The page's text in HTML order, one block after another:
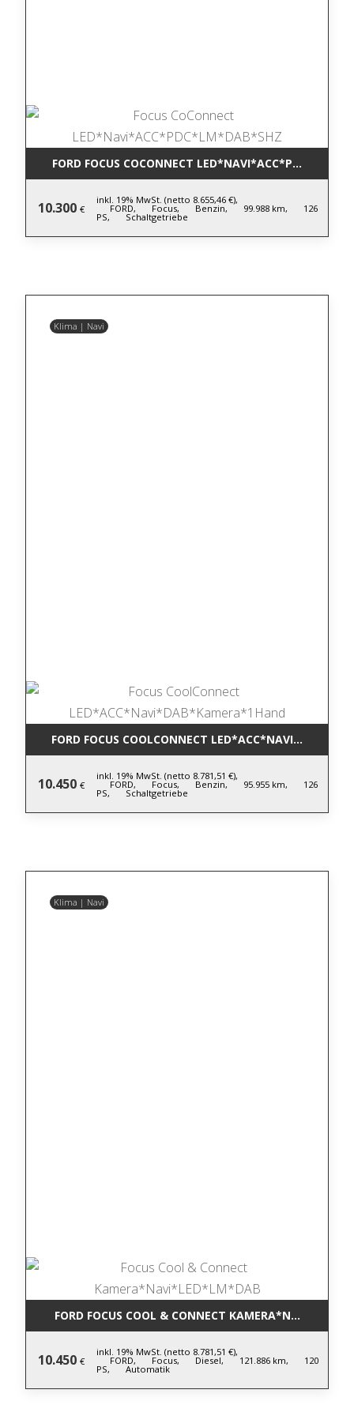
FORD FOCUS COCONNECT
10.300 €
inkl. 19% MwSt. (netto 8.655,46 €),
FORD, Focus, Benzin, 99.988 km, 126
PS, Schaltgetriebe
Klima | Navi
FORD FOCUS COOLCONNECT
10.450 €
inkl. 19% MwSt. (netto 8.781,51 €),
FORD, Focus, Benzin, 95.955 km, 126
PS, Schaltgetriebe
Klima | Navi
FORD FOCUS COOL & CONNECT
10.450 €
inkl. 19% MwSt. (netto 8.781,51 €),
FORD, Focus, Diesel, 121.886 km, 120
PS, Automatik